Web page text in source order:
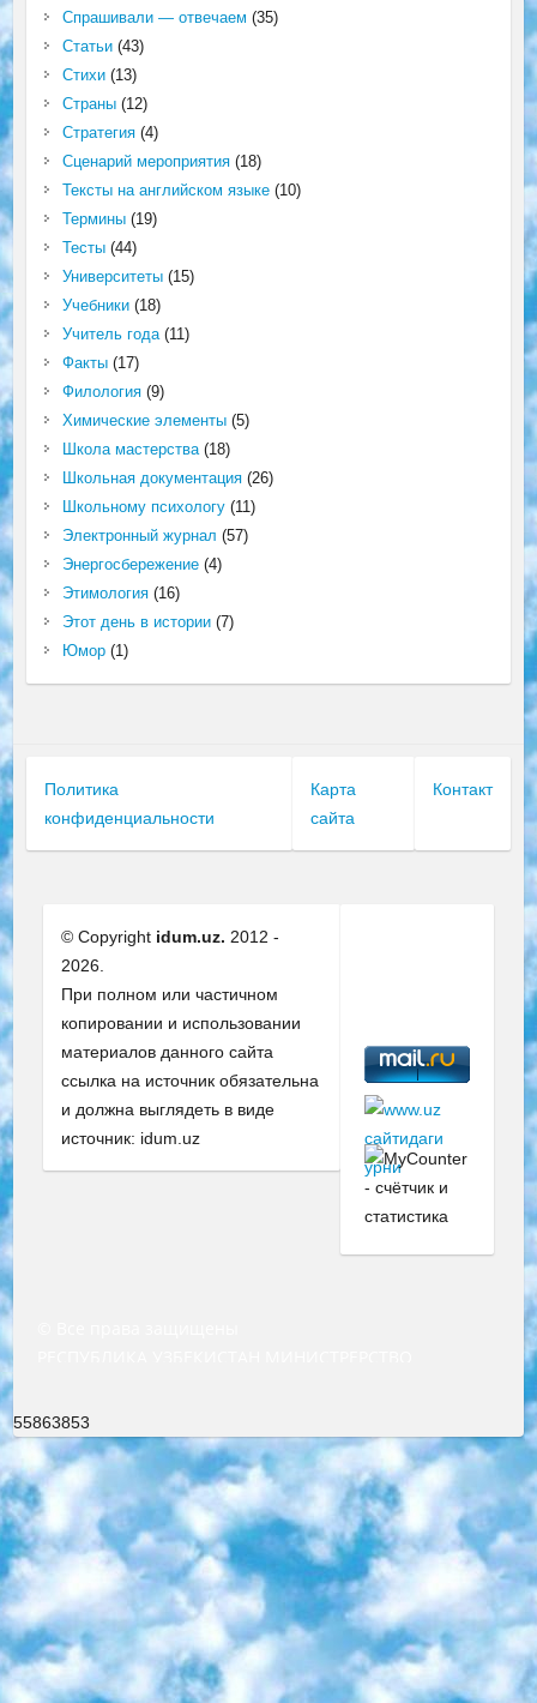
Спрашивали — отвечаем (35)
Статьи(43)
Стихи(13)
Страны(12)
Стратегия(4)
Сценарий мероприятия(18)
Тексты на английском языке(10)
Термины(19)
Тесты(44)
Университеты(15)
Учебники(18)
Учитель года(11)
Факты(17)
Филология(9)
Химические элементы(5)
Школа мастерства(18)
Школьная документация(26)
Школьному психологу(11)
Электронный журнал (57)
Энергосбережение(4)
Этимология(16)
Этот день в истории(7)
Юмор(1)
Политика
конфиденциальности
Карта
сайта
Контакт
© Copyright idum.uz. 2012 -
2026.
При полном или частичном
копировании и использовании
материалов данного сайта
ссылка на источник обязательна
и должна выглядеть в виде
источник: idum.uz
55863853